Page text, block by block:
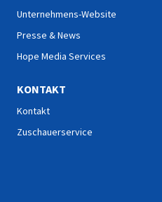
Unternehmens-Website
Presse & News
Hope Media Services
KONTAKT
Kontakt
Zuschauerservice